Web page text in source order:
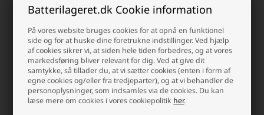
Batterilageret.dk Cookie information
På vores website bruges cookies for at opnå en funktionel
side og for at huske dine foretrukne indstillinger. Ved hjælp
af cookies sikrer vi, at siden hele tiden forbedres, og at vores
markedsføring bliver relevant for dig. Ved at give dit
samtykke, så tillader du, at vi sætter cookies (enten i form af
egne cookies og/eller fra tredjeparter), og at vi behandler de
personoplysninger, som indsamles via de cookies. Du kan
læse mere om cookies i vores cookiepolitik her.
ydeevne, lange levetid og pålidelighed. De er konstrueret
med avancerede teknologier og materialer, der øger deres
modstandsdygtighed over for stød og vibrationer og
minimerer risikoen for elektrolytleckage.
Disse batterier er også nemme at vedligeholde, da de har en
høj grad af selvudladning og kræver minimalt med
vedligeholdelse. Med korrekt vedligeholdelse kan disse
batterier holde i mange år og levere stabil og pålidelig
strømforsyning til dine applikationer.
Kunder købte også